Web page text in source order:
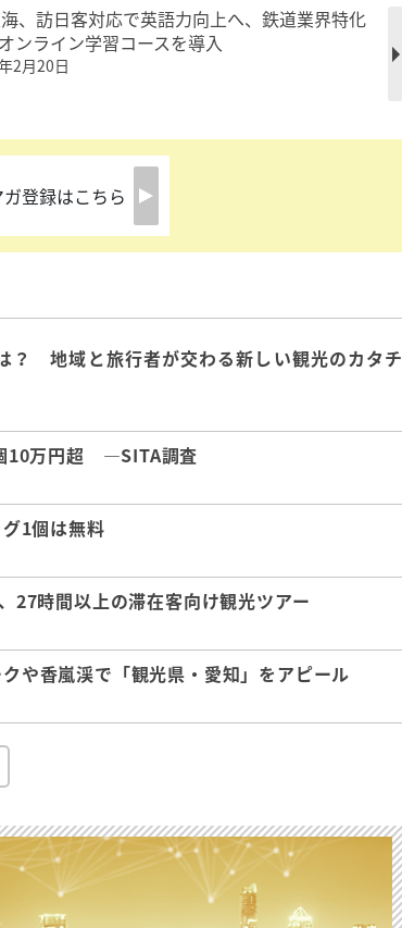
、訪日客対応で英語力向上へ、鉄道業界特化
ンライン学習コースを導入
2月20日
登録はこちら
？ 地域と旅行者が交わる新しい観光のカタチ
10万円超 ―SITA調査
1個は無料
27時間以上の滞在客向け観光ツアー
や香嵐渓で「観光県・愛知」をアピール